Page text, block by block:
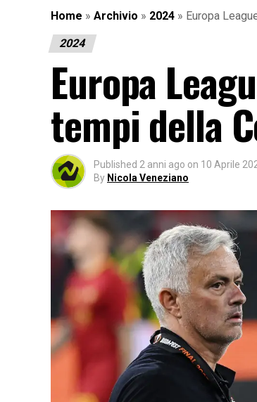
Home » Archivio » 2024 » Europa
2024
Europa
tempi della
Published 2 anni ago on 10 Aprile
By Nicola Veneziano